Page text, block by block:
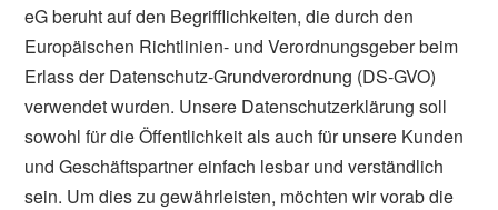
eG beruht auf den Begrifflichkeiten, die durch den
Europäischen Richtlinien- und Verordnungsgeber beim
Erlass der Datenschutz-Grundverordnung (DS-GVO)
verwendet wurden. Unsere Datenschutzerklärung soll
sowohl für die Öffentlichkeit als auch für unsere Kunden
und Geschäftspartner einfach lesbar und verständlich
sein. Um dies zu gewährleisten, möchten wir vorab die